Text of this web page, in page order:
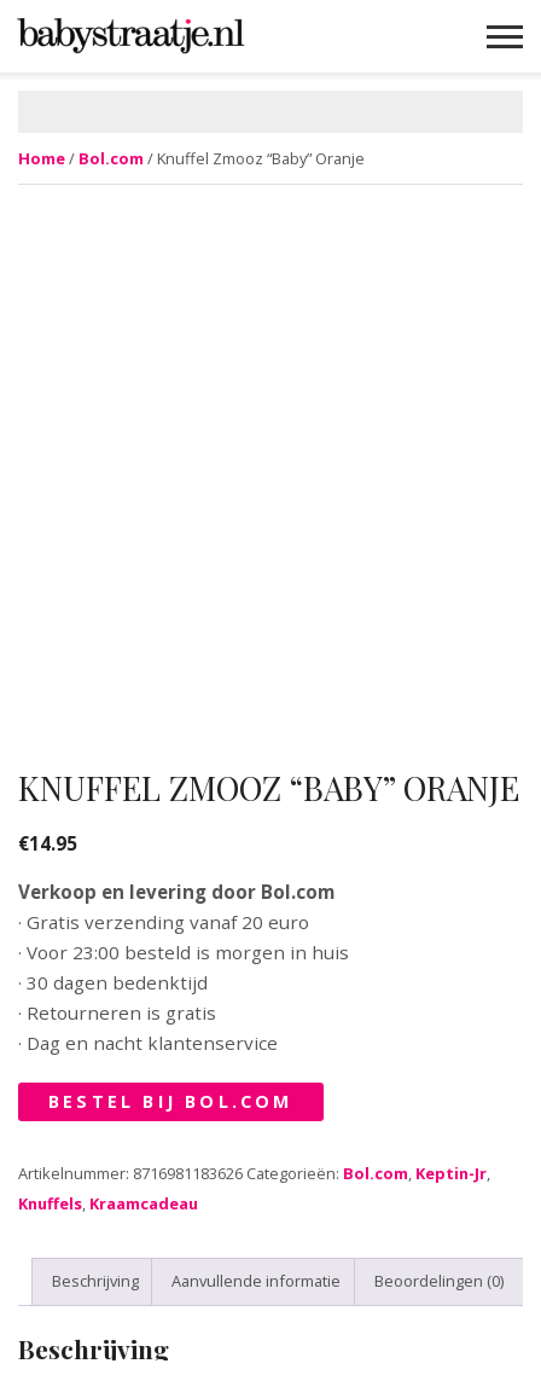
Home/ Bol.com / Knuffel Zmooz “Baby” Oranje
KNUFFEL ZMOOZ “BABY” ORANJE
€14.95
Verkoop en levering door Bol.com
· Gratis verzending vanaf 20 euro
· Voor 23:00 besteld is morgen in huis
· 30 dagen bedenktijd
· Retourneren is gratis
· Dag en nacht klantenservice
BESTEL BIJ BOL.COM
Artikelnummer: 8716981183626 Categorieën: Bol.com, Keptin-Jr,
Knuffels, Kraamcadeau
Beschrijving Aanvullende informatie Beoordelingen (0)
Beschrijving